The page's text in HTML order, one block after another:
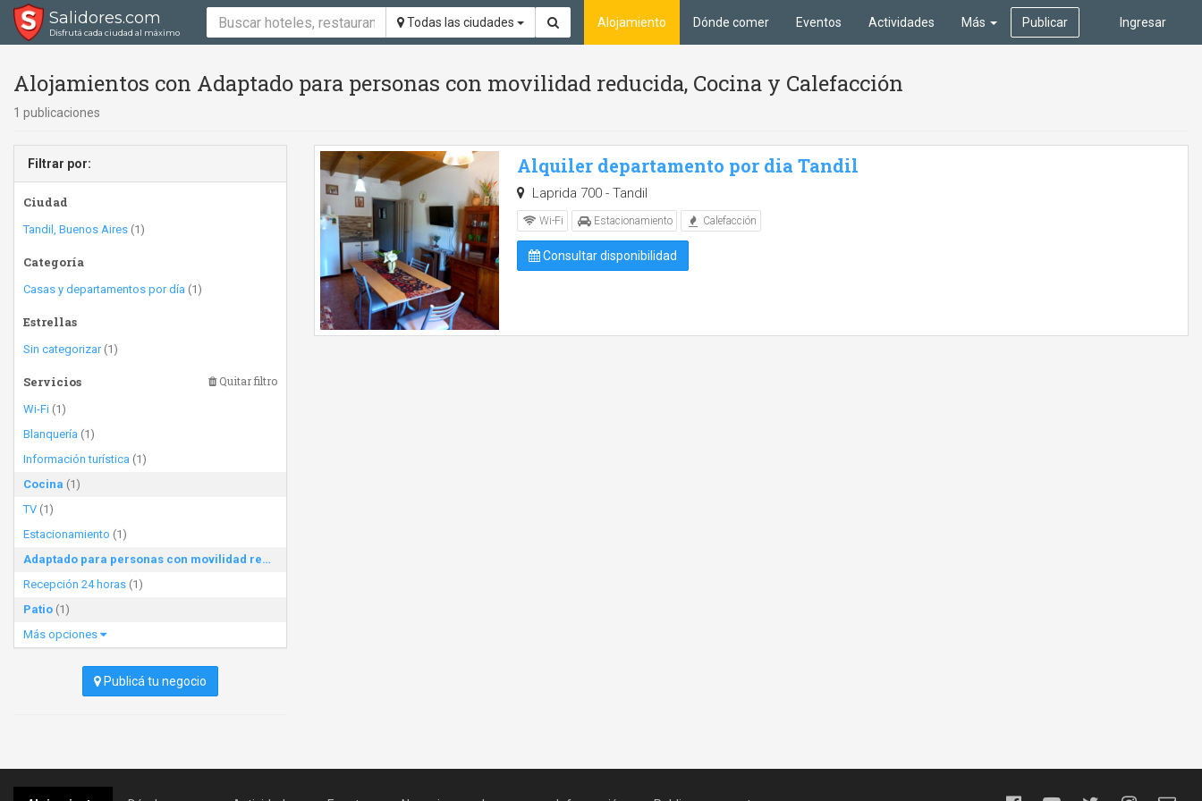
Salidores.com
Disfrutá cada ciudad al máximo
Todas las ciudades Ingresar
Alojamiento Dónde comer Eventos Actividades Más Publicar
Alojamientos con Adaptado para personas con movilidad reducida, Cocina y Calefacción
1 publicaciones
Filtrar por:
Ciudad
Tandil, Buenos Aires (1)
Categoría
Casas y departamentos por día (1)
Estrellas
Sin categorizar(1)
Servicios Quitar filtro
Wi-Fi (1)
Blanquería (1)
Información turística (1)
Cocina (1)
TV (1)
Estacionamiento (1)
Adaptado para personas con movilidad reducida
Recepción 24 horas (1)
Patio (1)
Más opciones
Publicá tu negocio
Alquiler departamento por dia Tandil
Laprida 700 - Tandil
Wi-Fi Estacionamiento Calefacción
Consultar disponibilidad